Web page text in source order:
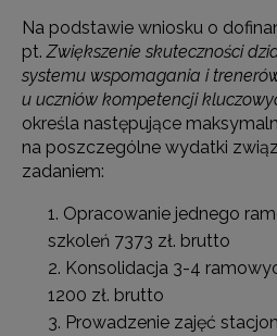
Na podstawie wniosku o
pt. Zwiększenie skuteczności
systemu wspomagania i
u uczniów kompetencji
określa następujące
na poszczególne wydatki
zadaniem:
Opracowanie jednego
szkoleń 7373 zł. brutto
Konsolidacja 3-4
1200 zł. brutto
Prowadzenie zajęć